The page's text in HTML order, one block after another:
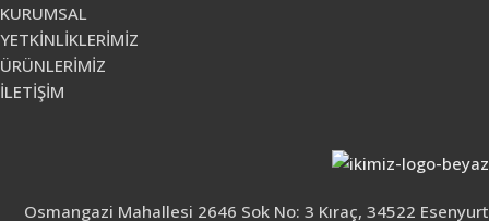
KURUMSAL
YETKİNLİKLERİMİZ
ÜRÜNLERİMİZ
İLETİŞİM
Osmangazi Mahallesi 2646 Sok No: 3 Kıraç, 34522 Esenyurt